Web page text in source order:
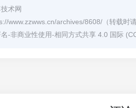
术网
www.zzwws.cn/archives/8608/ （转载时
-非商业性使用-相同方式共享 4.0 国际